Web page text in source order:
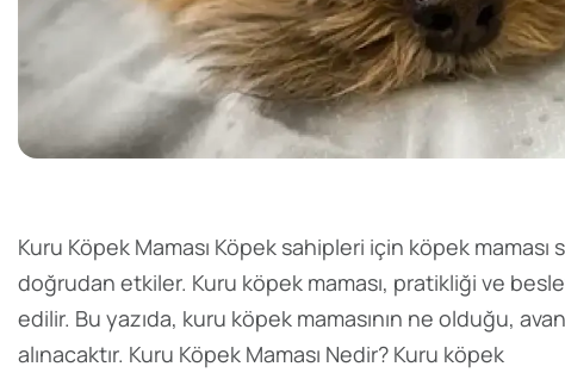
Kuru Köpek Maması Köpek sahipleri için köpek maması
doğrudan etkiler. Kuru köpek maması, pratikliği ve
edilir. Bu yazıda, kuru köpek mamasının ne olduğu,
alınacaktır. Kuru Köpek Maması Nedir? Kuru köpek